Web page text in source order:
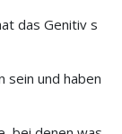
das Genitiv s
sein und haben